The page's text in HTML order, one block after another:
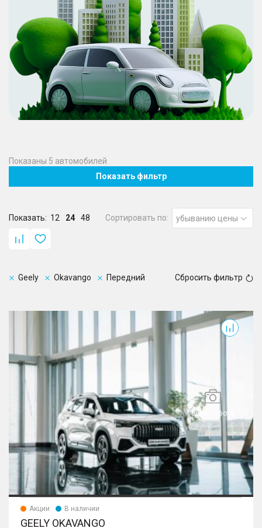
Показаны 5 автомобилей
Показать фильтр
Показать: 12 24 48 Сортировать по: убыванию цены
Geely Okavango Передний Сбросить фильтр
Еще 21 фото
Акции В наличии
GEELY OKAVANGO